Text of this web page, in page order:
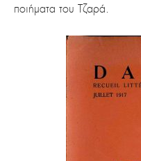
ποιήματα του Τζαρά.